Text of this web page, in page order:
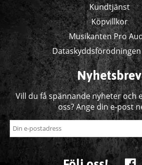
Kundtjänst
Köpvillkor
Musikanten Pro
Dataskyddsförodningen
Nyhetsbrev
Vill du få spännande nyheter och
oss? Ange din e-post